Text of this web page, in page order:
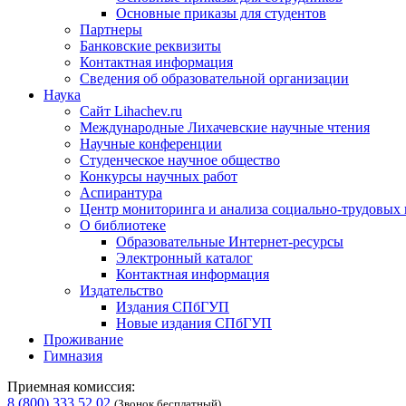
Основные приказы для студентов
Партнеры
Банковские реквизиты
Контактная информация
Сведения об образовательной организации
Наука
Сайт Lihachev.ru
Международные Лихачевские научные чтения
Научные конференции
Студенческое научное общество
Конкурсы научных работ
Аспирантура
Центр мониторинга и анализа социально-трудовых
О библиотеке
Образовательные Интернет-ресурсы
Электронный каталог
Контактная информация
Издательство
Издания СПбГУП
Новые издания СПбГУП
Проживание
Гимназия
Приемная комиссия:
8 (800) 333 52 02